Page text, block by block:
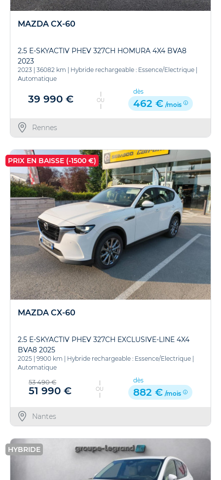
MAZDA CX-60
2.5 E-SKYACTIV PHEV 327CH HOMURA 4X4 BVA8
2023
2023 36082 km Hybride rechargeable : Essence/Electrique
Automatique
39 990 € OU
dès
462 € /mois
Rennes
PRIX EN BAISSE (-1500 €)
MAZDA CX-60
2.5 E-SKYACTIV PHEV 327CH EXCLUSIVE-LINE 4X4
BVA8 2025
2025 9900 km Hybride rechargeable : Essence/Electrique
Automatique
53 490 €
51 990 € OU
dès
882 € /mois
Nantes
HYBRIDE